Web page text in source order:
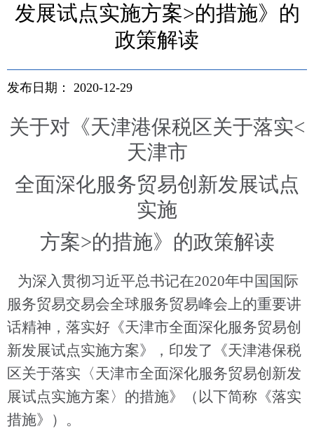
发展试点实施方案>的措施》的
政策解读
发布日期： 2020-12-29
关于对《天津港保税区关于落实<
天津市
全面深化服务贸易创新发展试点
实施
方案>的措施》的政策解读
为深入贯彻习近平总书记在2020年中国国际
服务贸易交易会全球服务贸易峰会上的重要讲
话精神，落实好《天津市全面深化服务贸易创
新发展试点实施方案》，印发了《天津港保税
区关于落实〈天津市全面深化服务贸易创新发
展试点实施方案〉的措施》（以下简称《落实
措施》）。